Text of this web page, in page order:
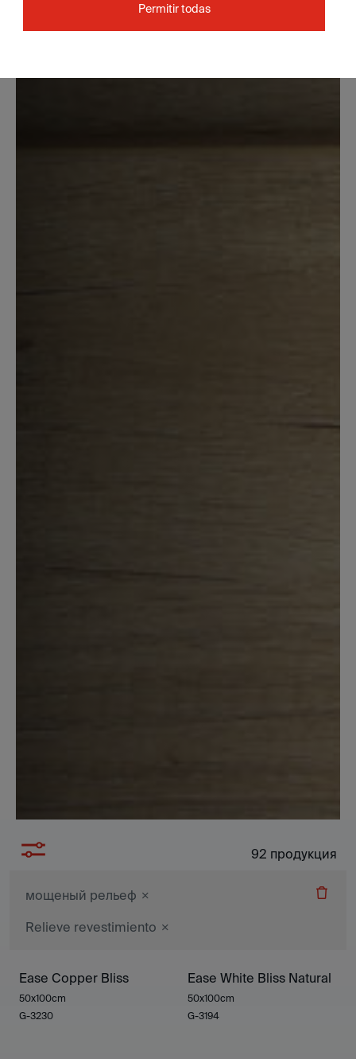
92 продукция
мощеный рельеф
Relieve revestimiento
Ease Copper Bliss
50x100cm
G-3230
Ease White Bliss Natural
50x100cm
G-3194
Permitir todas